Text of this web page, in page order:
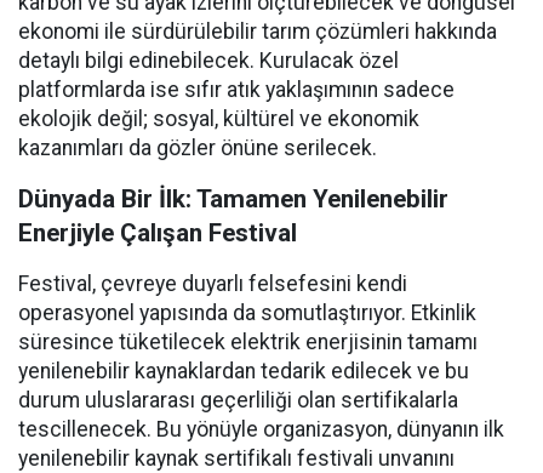
ekonomi ile sürdürülebilir tarım çözümleri hakkında
detaylı bilgi edinebilecek. Kurulacak özel
platformlarda ise sıfır atık yaklaşımının sadece
ekolojik değil; sosyal, kültürel ve ekonomik
kazanımları da gözler önüne serilecek.
Dünyada Bir İlk: Tamamen Yenilenebilir
Enerjiyle Çalışan Festival
Festival, çevreye duyarlı felsefesini kendi
operasyonel yapısında da somutlaştırıyor. Etkinlik
süresince tüketilecek elektrik enerjisinin tamamı
yenilenebilir kaynaklardan tedarik edilecek ve bu
durum uluslararası geçerliliği olan sertifikalarla
tescillenecek. Bu yönüyle organizasyon, dünyanın ilk
yenilenebilir kaynak sertifikalı festivali unvanını